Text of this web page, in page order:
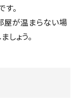
。
屋が温まらない場
ょう。